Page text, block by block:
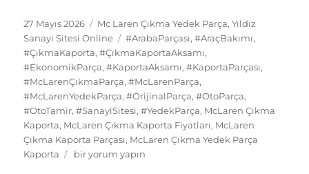
e
b
o
o
k
o
d
o
n
l
s
k
y
re
st
s
A
p
p
bl
r
g
er
d
di
t
n
o
kl
a
ss
ni
ki
e
g
r
a
m
a
re
Yayın
tarihi
27 Mayıs 2026 Kategoriler
Mc Laren Çıkma Yedek Parça,Yıldız
Sanayi Sitesi Online
Etiketler
#ArabaParçası,#AraçBakımı,
#ÇıkmaKaporta,#ÇıkmaKaportaAksamı,
#EkonomikParça,#KaportaAksamı,#KaportaParçası,
#McLarenÇıkmaParça,#McLarenParça,
#McLarenYedekParça,#OrijinalParça,#OtoParça,
#OtoTamir,#SanayiSitesi,#YedekParça, McLaren Çıkma
Kaporta, McLaren Çıkma Kaporta Fiyatları, McLaren
Çıkma Kaporta Parçası, McLaren Çıkma Yedek Parça
Kaporta
McLaren
bir yorum yapın